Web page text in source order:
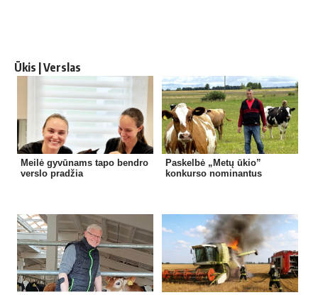
Ūkis | Verslas
Meilė gyvūnams tapo bendro
verslo pradžia
Paskelbė „Metų ūkio”
konkurso nominantus